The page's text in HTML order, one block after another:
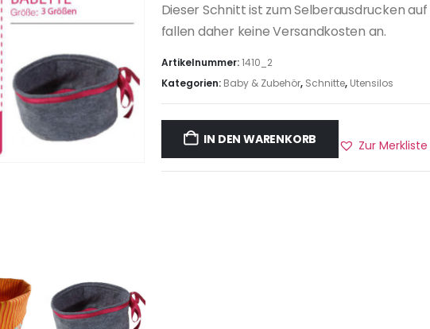
Dieser Schnitt ist zum Selberausdrucken
fallen daher keine Versandkosten an.
Artikelnummer:1410_2
Kategorien: Baby & Zubehör, Schnitte, Utensilos
IN DEN WARENKORB Zur